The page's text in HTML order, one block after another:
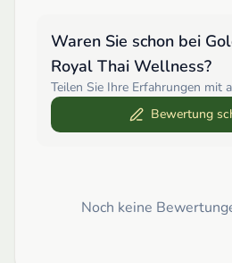
Waren Sie schon bei
Royal Thai Wellness?
Teilen Sie Ihre Erfahrungen mit
Bewertung
Noch keine